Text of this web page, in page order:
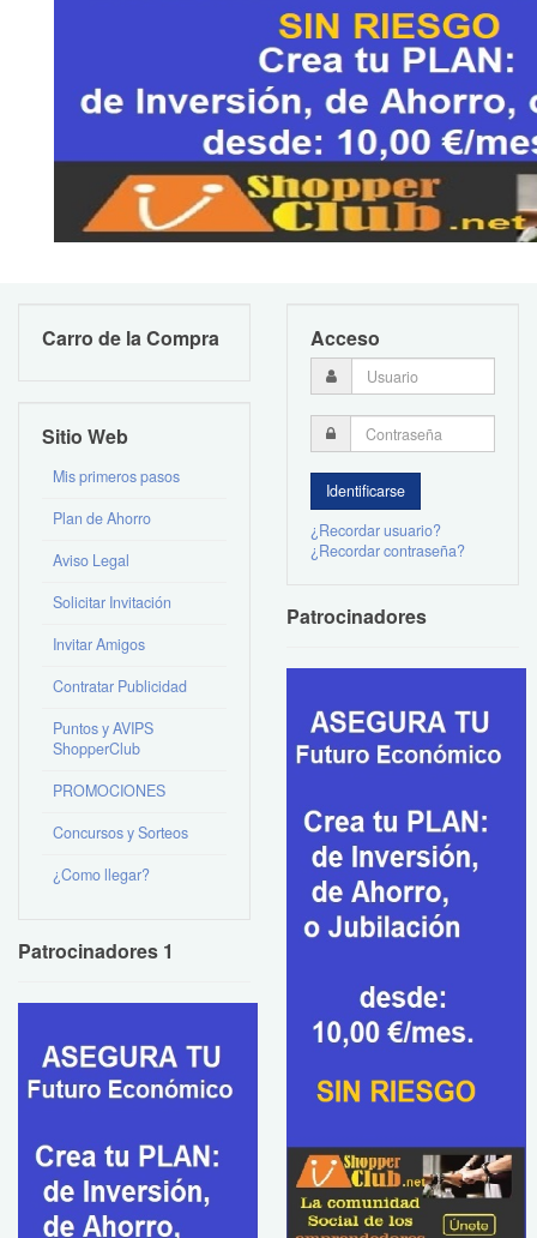
Carro de la Compra
Sitio Web
Mis primeros pasos
Plan de Ahorro
Aviso Legal
Solicitar Invitación
Invitar Amigos
Contratar Publicidad
Puntos y AVIPS
ShopperClub
PROMOCIONES
Concursos y Sorteos
¿Como llegar?
Patrocinadores 1
Acceso
¿Recordar usuario?
¿Recordar contraseña?
Patrocinadores